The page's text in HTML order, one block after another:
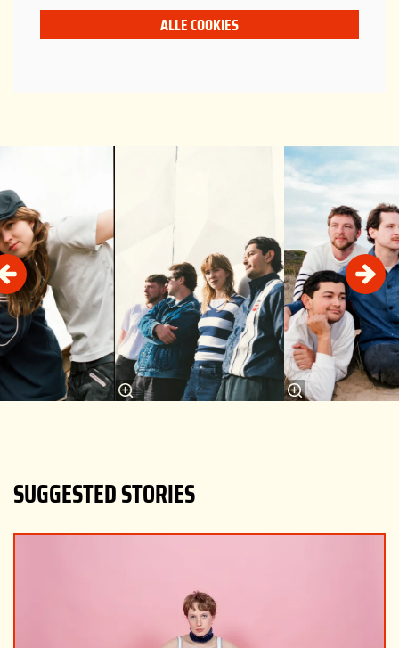
ALLE COOKIES
SUGGESTED STORIES